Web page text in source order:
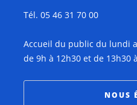
Tél. 05 46 31 70 00
Accueil du public du lundi
de 9h à 12h30 et de 13h30
NOUS